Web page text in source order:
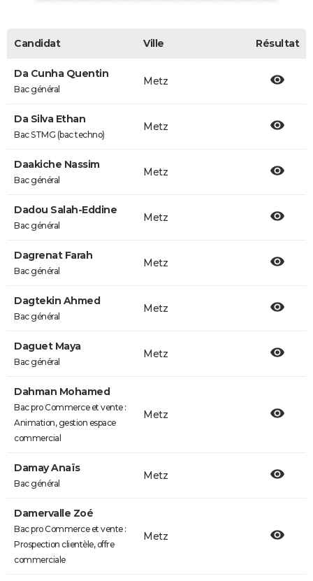
Candidat Ville Résultat
Da Cunha Quentin
Bac général
Metz
Da Silva Ethan
Bac STMG (bac techno)
Metz
Daakiche Nassim
Bac général
Metz
Dadou Salah-Eddine
Bac général
Metz
Dagrenat Farah
Bac général
Metz
Dagtekin Ahmed
Bac général
Metz
Daguet Maya
Bac général
Metz
Dahman Mohamed
Bac pro Commerce et vente :
Animation, gestion espace
commercial
Metz
Damay Anaïs
Bac général
Metz
Damervalle Zoé
Bac pro Commerce et vente :
Prospection clientèle, offre
commerciale
Metz